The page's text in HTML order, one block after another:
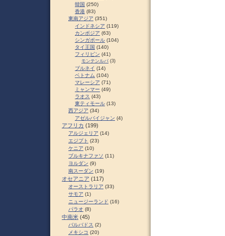
韓国 (250)
香港 (83)
東南アジア (351)
インドネシア (119)
カンボジア (63)
シンガポール (104)
タイ王国 (140)
フィリピン (41)
モンテンルパ (3)
ブルネイ (14)
ベトナム (104)
マレーシア (71)
ミャンマー (49)
ラオス (43)
東ティモール (13)
西アジア (34)
アゼルバイジャン (4)
アフリカ (199)
アルジェリア (14)
エジプト (23)
ケニア (10)
ブルキナファソ (11)
ヨルダン (9)
南スーダン (19)
オセアニア (117)
オーストラリア (33)
サモア (1)
ニュージーランド (16)
パラオ (8)
中南米 (45)
バルバドス (2)
メキシコ (20)